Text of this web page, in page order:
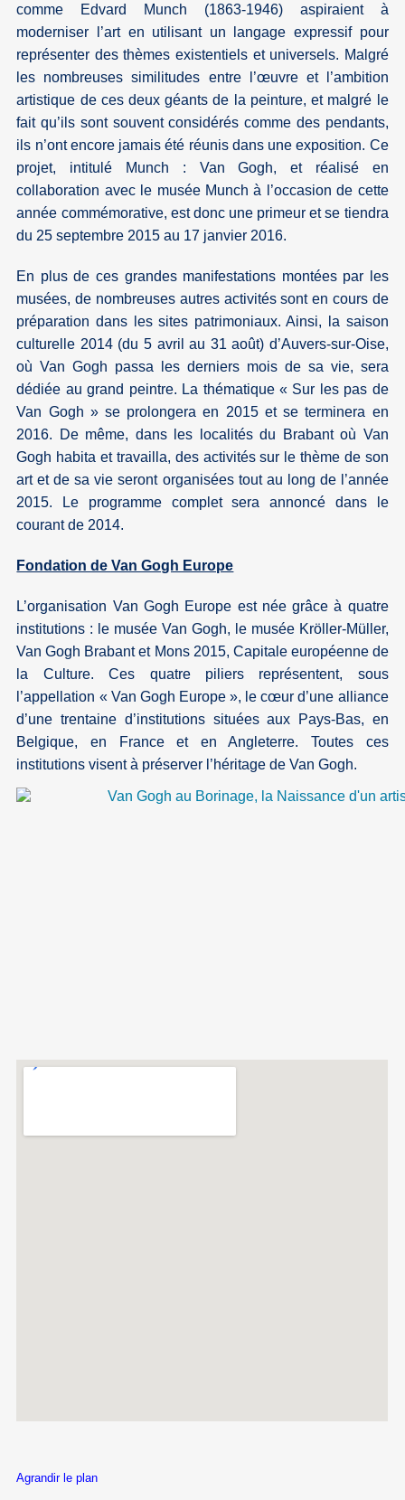
comme Edvard Munch (1863-1946) aspiraient à
moderniser l’art en utilisant un langage expressif pour
représenter des thèmes existentiels et universels. Malgré
les nombreuses similitudes entre l’œuvre et l’ambition
artistique de ces deux géants de la peinture, et malgré le
fait qu’ils sont souvent considérés comme des pendants,
ils n’ont encore jamais été réunis dans une exposition. Ce
projet, intitulé Munch : Van Gogh, et réalisé en
collaboration avec le musée Munch à l’occasion de cette
année commémorative, est donc une primeur et se tiendra
du 25 septembre 2015 au 17 janvier 2016.
En plus de ces grandes manifestations montées par les
musées, de nombreuses autres activités sont en cours de
préparation dans les sites patrimoniaux. Ainsi, la saison
culturelle 2014 (du 5 avril au 31 août) d’Auvers-sur-Oise,
où Van Gogh passa les derniers mois de sa vie, sera
dédiée au grand peintre. La thématique « Sur les pas de
Van Gogh » se prolongera en 2015 et se terminera en
2016. De même, dans les localités du Brabant où Van
Gogh habita et travailla, des activités sur le thème de son
art et de sa vie seront organisées tout au long de l’année
2015. Le programme complet sera annoncé dans le
courant de 2014.
Fondation de Van Gogh Europe
L’organisation Van Gogh Europe est née grâce à quatre
institutions : le musée Van Gogh, le musée Kröller-Müller,
Van Gogh Brabant et Mons 2015, Capitale européenne de
la Culture. Ces quatre piliers représentent, sous
l’appellation « Van Gogh Europe », le cœur d’une alliance
d’une trentaine d’institutions situées aux Pays-Bas, en
Belgique, en France et en Angleterre. Toutes ces
institutions visent à préserver l’héritage de Van Gogh.
Agrandir le plan